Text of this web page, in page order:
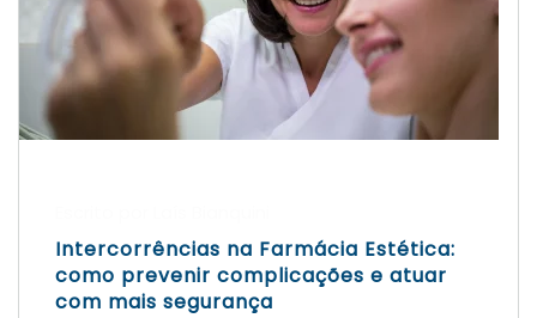
Intercorrências na Farmácia Estética:
como prevenir complicações e atuar
com mais segurança